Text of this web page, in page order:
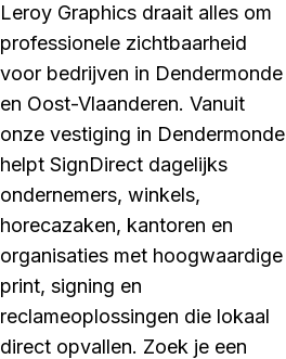
Leroy Graphics draait alles om
professionele zichtbaarheid
voor bedrijven in Dendermonde
en Oost-Vlaanderen. Vanuit
onze vestiging in Dendermonde
helpt SignDirect dagelijks
ondernemers, winkels,
horecazaken, kantoren en
organisaties met hoogwaardige
print, signing en
reclameoplossingen die lokaal
direct opvallen. Zoek je een